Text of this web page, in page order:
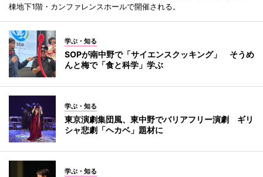
棟地下1階・カンファレンスホールで開催される。
学ぶ・知る
SOPが南中野で「サイエンスクッキング」 そうめ
んと梅で「食と科学」学ぶ
学ぶ・知る
東京演劇集団風、東中野でバリアフリー演劇 ギリ
シャ悲劇「ヘカベ」題材に
学ぶ・知る